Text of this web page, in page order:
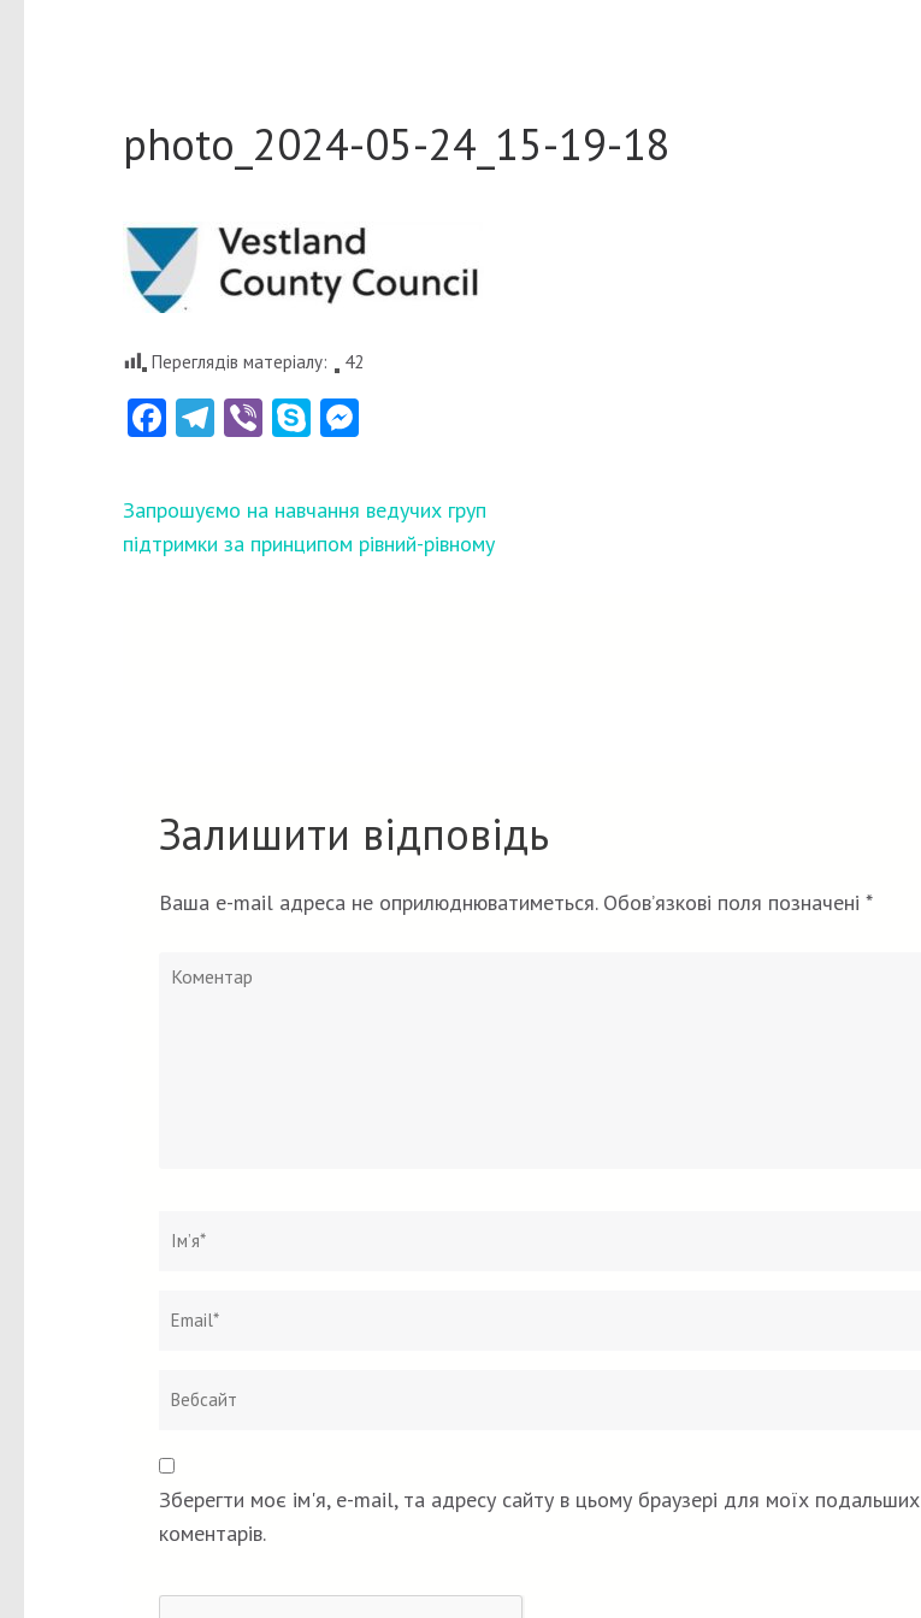
photo_2024-05-24_15-19-18
Переглядів матеріалу: 42
Facebook
Telegram
ViberSkype
Навігація
записів
Запрошуємо на навчання ведучих груп
підтримки за принципом рівний-рівному
Залишити відповідь
Ваша e-mail адреса не оприлюднюватиметься. Обов’язкові поля позначені *
Коментар
Зберегти моє ім'я, e-mail, та адресу сайту в цьому браузері для моїх подальших
коментарів.